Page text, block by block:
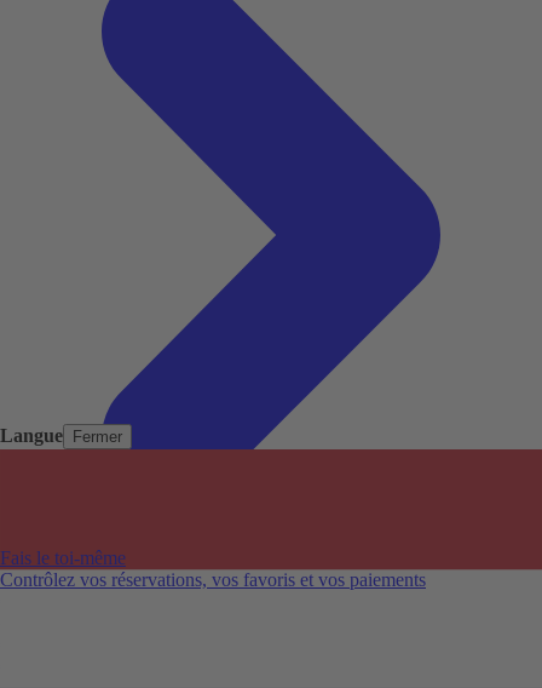
Langue Fermer
Fais le toi-même
Contrôlez vos réservations, vos favoris et vos paiements
Aéroports populaires
Villes populaires
Australie